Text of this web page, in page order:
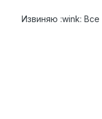
Извиняю :wink: Все